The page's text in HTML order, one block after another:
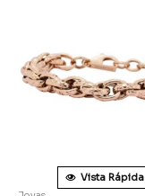
Vista Rápida